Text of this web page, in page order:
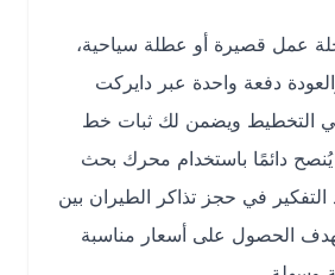
قصيرة أو عطلة سياحية،
دفعة واحدة عبر دايركت
ويضمن لك ثبات خط
دائمًا باستخدام محرك بحث
في حجز تذاكر الطيران بين
على أسعار مناسبة